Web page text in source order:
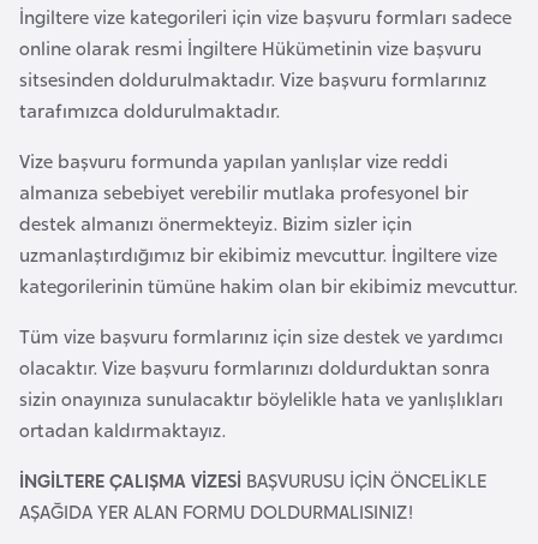
İngiltere vize kategorileri için vize başvuru formları sadece
online olarak resmi İngiltere Hükümetinin vize başvuru
sitsesinden doldurulmaktadır. Vize başvuru formlarınız
tarafımızca doldurulmaktadır.
Vize başvuru formunda yapılan yanlışlar vize reddi
almanıza sebebiyet verebilir mutlaka profesyonel bir
destek almanızı önermekteyiz. Bizim sizler için
uzmanlaştırdığımız bir ekibimiz mevcuttur. İngiltere vize
kategorilerinin tümüne hakim olan bir ekibimiz mevcuttur.
Tüm vize başvuru formlarınız için size destek ve yardımcı
olacaktır. Vize başvuru formlarınızı doldurduktan sonra
sizin onayınıza sunulacaktır böylelikle hata ve yanlışlıkları
ortadan kaldırmaktayız.
İNGİLTERE ÇALIŞMA VİZESİ BAŞVURUSU İÇİN ÖNCELİKLE
AŞAĞIDA YER ALAN FORMU DOLDURMALISINIZ!
i
n
d
i
s
t
a
n
ı
r
v
a
t
i